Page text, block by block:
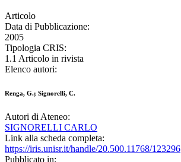
Articolo
Data di Pubblicazione:
2005
Tipologia CRIS:
1.1 Articolo in rivista
Elenco autori:
Renga, G.; Signorelli, C.
Autori di Ateneo:
SIGNORELLI CARLO
Link alla scheda completa:
https://iris.unisr.it/handle/20.500.11768/123296
Pubblicato in: